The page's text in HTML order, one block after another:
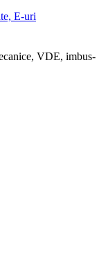
E-uri
VDE, imbus-